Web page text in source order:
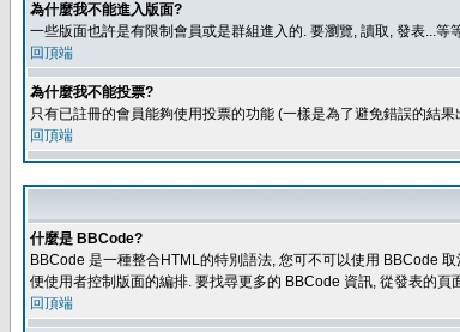
為什麼我不能進入版面?
一些版面也許是有限制會員或是群組進入的. 要瀏覽, 讀取, 發表...
回頂端
為什麼我不能投票?
只有已註冊的會員能夠使用投票的功能 (一樣是為了避免錯誤的結
回頂端
什麼是 BBCode?
BBCode 是一種整合HTML的特別語法, 您可不可以使用 BBCode
便使用者控制版面的編排. 要找尋更多的 BBCode 資訊, 從發表的頁
回頂端